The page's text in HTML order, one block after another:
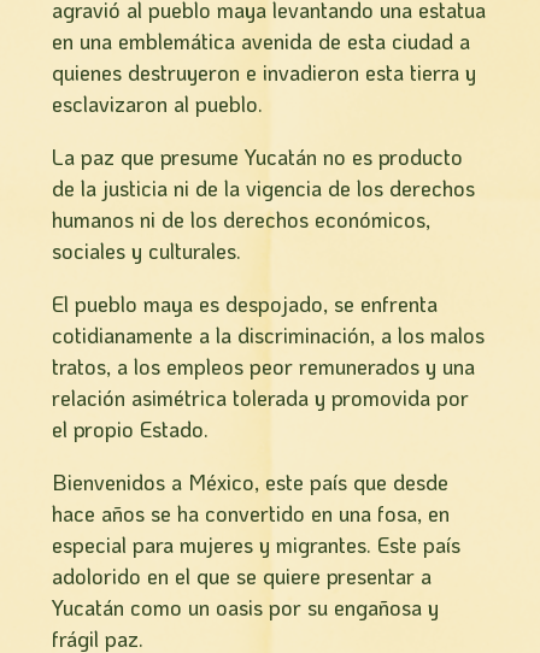
agravió al pueblo maya levantando una estatua
en una emblemática avenida de esta ciudad a
quienes destruyeron e invadieron esta tierra y
esclavizaron al pueblo.
La paz que presume Yucatán no es producto
de la justicia ni de la vigencia de los derechos
humanos ni de los derechos económicos,
sociales y culturales.
El pueblo maya es despojado, se enfrenta
cotidianamente a la discriminación, a los malos
tratos, a los empleos peor remunerados y una
relación asimétrica tolerada y promovida por
el propio Estado.
Bienvenidos a México, este país que desde
hace años se ha convertido en una fosa, en
especial para mujeres y migrantes. Este país
adolorido en el que se quiere presentar a
Yucatán como un oasis por su engañosa y
frágil paz.